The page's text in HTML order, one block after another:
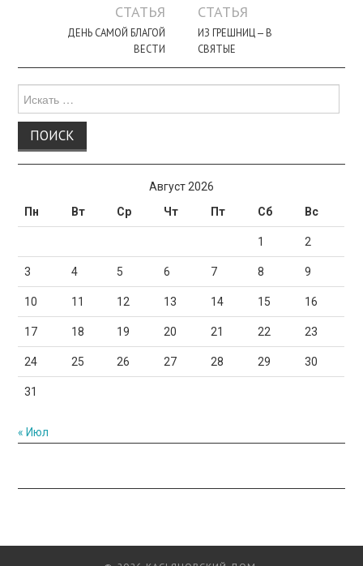
записи
СТАТЬЯ
ДЕНЬ САМОЙ БЛАГОЙ
ВЕСТИ
СТАТЬЯ
ИЗ ГРЕШНИЦ — В
СВЯТЫЕ
для:
Август 2026
Пн
Вт Ср Чт Пт Сб Вс
1 2
3 4 5 6 7 8 9
10 11 12 13 14 15 16
17 18 19 20 21 22 23
24 25 26 27 28 29 30
31
« Июл